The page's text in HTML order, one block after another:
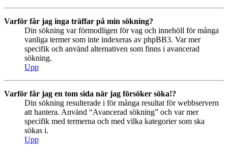
Varför får jag inga träffar på min sökning?
Din sökning var förmodligen för vag och innehöll för många
vanliga termer som inte indexeras av phpBB3. Var mer
specifik och använd alternativen som finns i avancerad
sökning.
Upp
Varför får jag en tom sida när jag försöker söka!?
Din sökning resulterade i för många resultat för webbservern
att hantera. Använd “Avancerad sökning” och var mer
specifik med termerna och med vilka kategorier som ska
sökas i.
Upp